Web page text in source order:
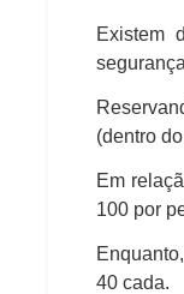
Existem
(dentro
Em
100 por
40 cada.